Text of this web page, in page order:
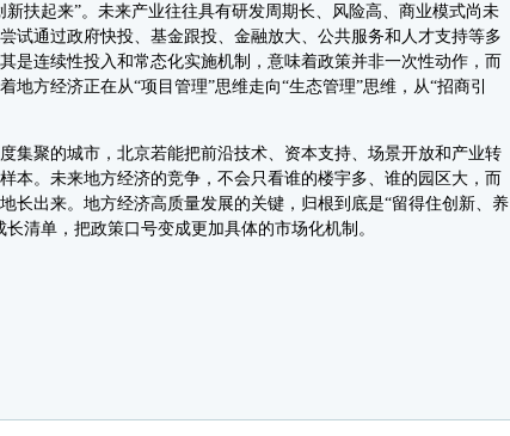
起来”。未来产业往往具有研发周期长、风险高、商业模式尚未
试通过政府快投、基金跟投、金融放大、公共服务和人才支持等多
是连续性投入和常态化实施机制，意味着政策并非一次性动作，而
方经济正在从“项目管理”思维走向“生态管理”思维，从“招商引
聚的城市，北京若能把前沿技术、资本支持、场景开放和产业转
本。未来地方经济的竞争，不会只看谁的楼宇多、谁的园区大，而
长出来。地方经济高质量发展的关键，归根到底是“留得住创新、养
清单，把政策口号变成更加具体的市场化机制。